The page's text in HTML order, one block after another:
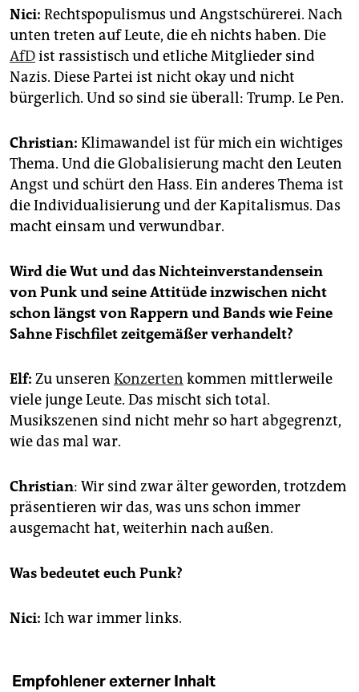
Nici: Rechtspopulismus und Angstschürerei. Nach
unten treten auf Leute, die eh nichts haben. Die
AfDist rassistisch und etliche Mitglieder sind
Nazis. Diese Partei ist nicht okay und nicht
bürgerlich. Und so sind sie überall: Trump. Le Pen.
Christian: Klimawandel ist für mich ein wichtiges
Thema. Und die Globalisierung macht den Leuten
Angst und schürt den Hass. Ein anderes Thema ist
die Individualisierung und der Kapitalismus. Das
macht einsam und verwundbar.
Wird die Wut und das Nichteinverstandensein
von Punk und seine Attitüde inzwischen nicht
schon längst von Rappern und Bands wie Feine
Sahne Fischfilet zeitgemäßer verhandelt?
Elf: Zu unseren Konzerten kommen mittlerweile
viele junge Leute. Das mischt sich total.
Musikszenen sind nicht mehr so hart abgegrenzt,
wie das mal war.
Christian: Wir sind zwar älter geworden, trotzdem
präsentieren wir das, was uns schon immer
ausgemacht hat, weiterhin nach außen.
Was bedeutet euch Punk?
Nici: Ich war immer links.
Empfohlener externer Inhalt